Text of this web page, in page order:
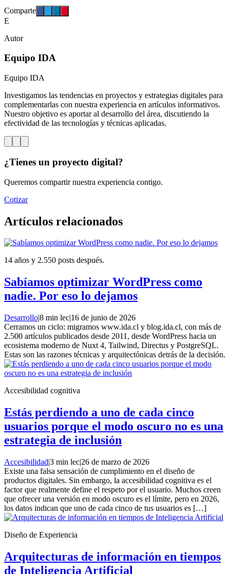
Comparte
E
Autor
Equipo IDA
Equipo IDA
Investigamos las tendencias en proyectos y estrategias digitales para
complementarlas con nuestra experiencia en artículos informativos.
Nuestro objetivo es aportar al desarrollo del área, discutiendo la
efectividad de las tecnologías y técnicas aplicadas.
¿Tienes un proyecto digital?
Queremos compartir nuestra experiencia contigo.
Cotizar
Artículos relacionados
14 años y 2.550 posts después.
Sabíamos optimizar WordPress como
nadie. Por eso lo dejamos
Desarrollo|8 min lec|16 de junio de 2026
Cerramos un ciclo: migramos www.ida.cl y blog.ida.cl, con más de
2.500 artículos publicados desde 2011, desde WordPress hacia un
ecosistema moderno de Nuxt 4, Tailwind, Directus y PostgreSQL.
Estas son las razones técnicas y arquitectónicas detrás de la decisión.
Accesibilidad cognitiva
Estás perdiendo a uno de cada cinco
usuarios porque el modo oscuro no es una
estrategia de inclusión
Accesibilidad|3 min lec|26 de marzo de 2026
Existe una falsa sensación de cumplimiento en el diseño de
productos digitales. Sin embargo, la accesibilidad cognitiva es el
factor que realmente define el respeto por el usuario. Muchos creen
que ofrecer una versión en modo oscuro es el límite, pero en 2026,
los datos indican que uno de cada cinco de tus usuarios es […]
Diseño de Experiencia
Arquitecturas de información en tiempos
de Inteligencia Artificial